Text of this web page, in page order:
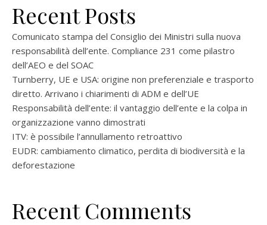
Recent Posts
Comunicato stampa del Consiglio dei Ministri sulla nuova
responsabilità dell’ente. Compliance 231 come pilastro
dell’AEO e del SOAC
Turnberry, UE e USA: origine non preferenziale e trasporto
diretto. Arrivano i chiarimenti di ADM e dell’UE
Responsabilità dell’ente: il vantaggio dell’ente e la colpa in
organizzazione vanno dimostrati
ITV: è possibile l’annullamento retroattivo
EUDR: cambiamento climatico, perdita di biodiversità e la
deforestazione
Recent Comments